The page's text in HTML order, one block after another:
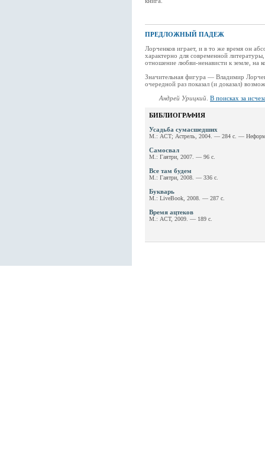
ПРЕДЛОЖНЫЙ ПАДЕЖ
Лорченков играет, и в то же время он
характерно для современной
отношение любви-ненависти к земле, на
Значительная фигура — Владимир
очередной раз показал (и доказал)
Андрей Урицкий В поисках за
БИБЛИОГРАФИЯ
Усадьба сумасшедших
М.: АСТ; Астрель, 2004. — 284 с. —
Самосвал
М.: Гаятри, 2007. — 96 с.
Все там будем
М.: Гаятри, 2008. — 336 с.
Букварь
М.: LiveBook, 2008. — 287 с.
Время ацтеков
М.: АСТ, 2009. — 189 с.